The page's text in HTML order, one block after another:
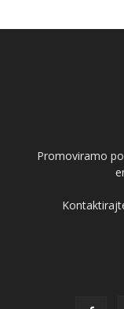
Promoviramo